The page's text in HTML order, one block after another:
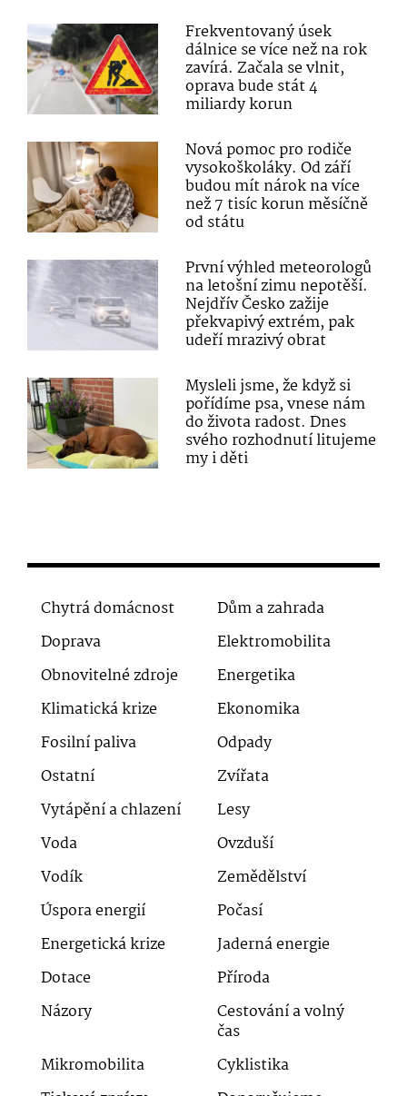
Frekventovaný úsek
dálnice se více než na rok
zavírá. Začala se vlnit,
oprava bude stát 4
miliardy korun
Nová pomoc pro rodiče
vysokoškoláky. Od září
budou mít nárok na více
než 7 tisíc korun měsíčně
od státu
První výhled meteorologů
na letošní zimu nepotěší.
Nejdřív Česko zažije
překvapivý extrém, pak
udeří mrazivý obrat
Mysleli jsme, že když si
pořídíme psa, vnese nám
do života radost. Dnes
svého rozhodnutí litujeme
my i děti
Chytrá domácnost
Dům a zahrada
Doprava
Elektromobilita
Obnovitelné zdroje
Energetika
Klimatická krize
Ekonomika
Fosilní paliva
Odpady
Ostatní
Zvířata
Vytápění a chlazení
Lesy
Voda
Ovzduší
Vodík
Zemědělství
Úspora energií
Počasí
Energetická krize
Jaderná energie
Dotace
Příroda
Názory
Cestování a volný
čas
Mikromobilita
Cyklistika